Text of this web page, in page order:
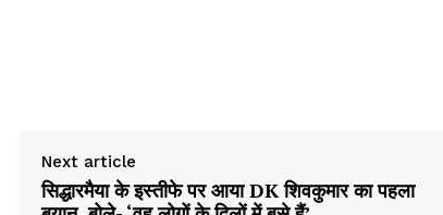
Company
Next article
सिद्धारमैया के इस्तीफे पर आया DK शिवकुमार का पहला